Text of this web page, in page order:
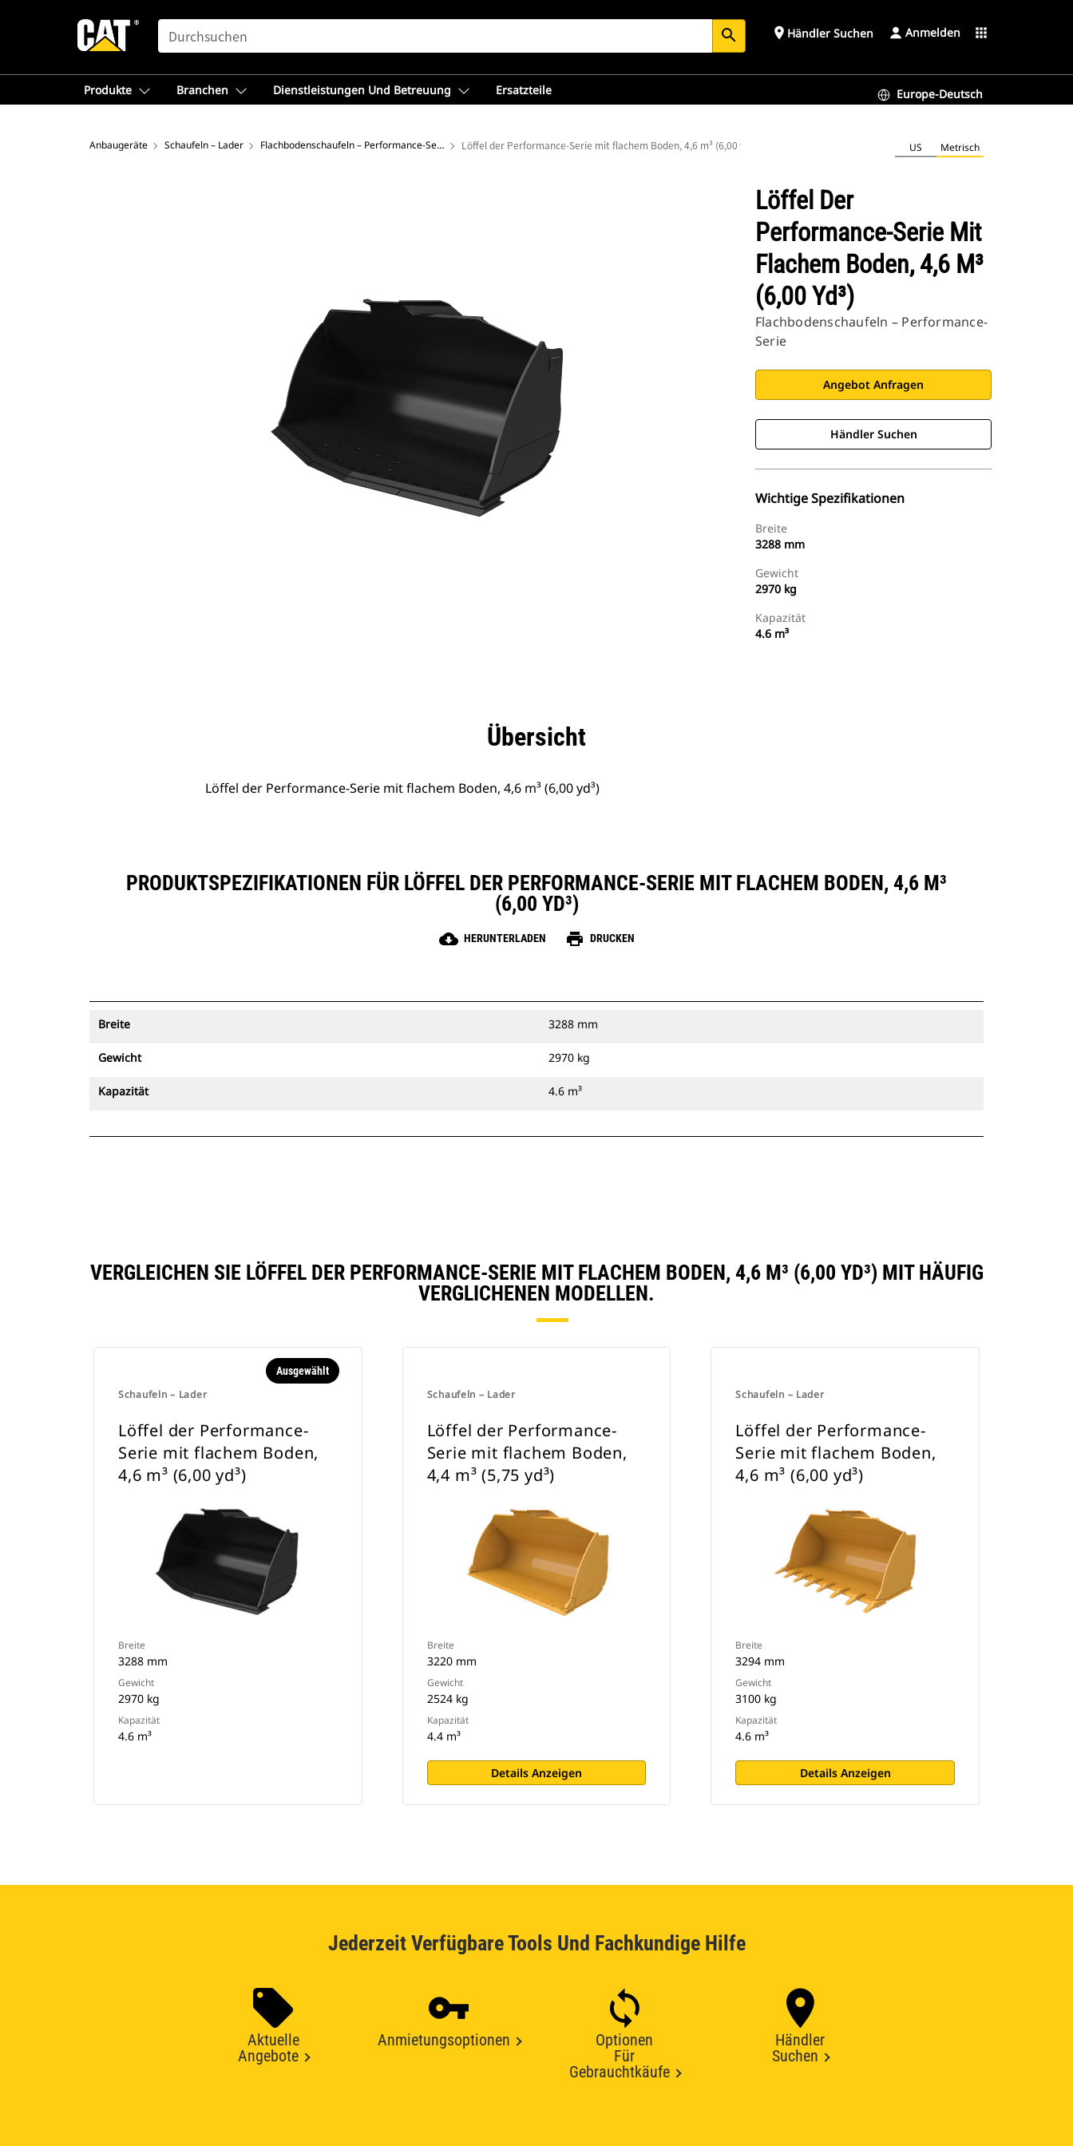
SEARCH search place Händler Suchen Anmelden apps
Produkte Branchen Dienstleistungen Und Betreuung Ersatzteile Europe-Deutsch
Anbaugeräte Schaufeln – Lader Flachbodenschaufeln – Performance-Serie Löffel der Performance-Serie mit flachem Boden, 4,6 m³ (6,00 yd³) US Metrisch
Löffel Der
Performance-Serie Mit
Flachem Boden, 4,6 M³
(6,00 Yd³)
Flachbodenschaufeln – Performance-
Serie
Angebot Anfragen
Händler Suchen
Wichtige Spezifikationen
Breite
3288 mm
Gewicht
2970 kg
Kapazität
4.6 m³
Technische DatenÜbersicht
Löffel der Performance-Serie mit flachem Boden, 4,6 m³ (6,00 yd³)
PRODUKTSPEZIFIKATIONEN FÜR LÖFFEL DER PERFORMANCE-SERIE MIT FLACHEM BODEN, 4,6 M³
(6,00 YD³)
cloud_download HERUNTERLADEN print DRUCKEN
Breite 3288 mm
Gewicht 2970 kg
Kapazität 4.6 m³
VERGLEICHEN SIE LÖFFEL DER PERFORMANCE-SERIE MIT FLACHEM BODEN, 4,6 M³ (6,00 YD³) MIT HÄUFIG
VERGLICHENEN MODELLEN.
Schaufeln – Lader
Ausgewählt
Löffel der Performance-
Serie mit flachem Boden,
4,6 m³ (6,00 yd³)
Breite
3288 mm
Gewicht
2970 kg
Kapazität
4.6 m³
Schaufeln – Lader
Löffel der Performance-
Serie mit flachem Boden,
4,4 m³ (5,75 yd³)
Breite
3220 mm
Gewicht
2524 kg
Kapazität
4.4 m³
Details Anzeigen
Schaufeln – Lader
Löffel der Performance-
Serie mit flachem Boden,
4,6 m³ (6,00 yd³)
Breite
3294 mm
Gewicht
3100 kg
Kapazität
4.6 m³
Details Anzeigen
Jederzeit Verfügbare Tools Und Fachkundige Hilfe
Aktuelle
Angebote
Anmietungsoptionen
Optionen
Für
Gebrauchtkäufe
Händler
Suchen